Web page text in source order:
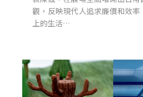
觀，反映現代人追求廉價和效率
上的生活…